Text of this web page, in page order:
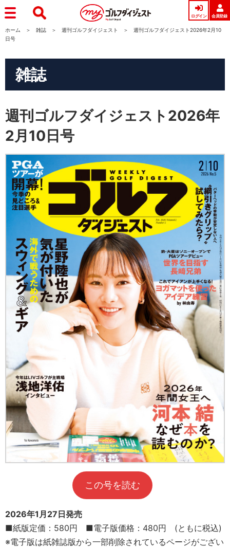
ログイン 会員登録
ホーム 雑誌 週刊ゴルフダイジェスト
週刊ゴルフダイジェスト2026年2月10
日号
雑誌
週刊ゴルフダイジェスト2026年
2月10日号
この号を読む
2026年1月27日発売
■紙版定価：580円 ■電子版価格：480円 (ともに税込)
※電子版は紙雑誌版から一部削除されているページがござい